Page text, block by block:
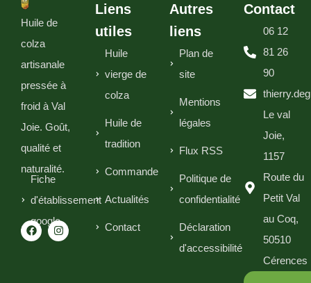
Huile de
colza
artisanale
pressée à
froid à Val
Joie. Goût,
qualité et
naturalité.
Fiche
d'établissement
google
Liens
utiles
Huile
vierge de
colza
Huile de
tradition
Commande
Actualités
Contact
Autres
liens
Plan de
site
Mentions
légales
Flux RSS
Politique de
confidentialité
Déclaration
d'accessibilité
Contact
06 12
81 26
90
Le val
Joie,
1157
Route du
Petit Val
au Coq,
50510
Cérences